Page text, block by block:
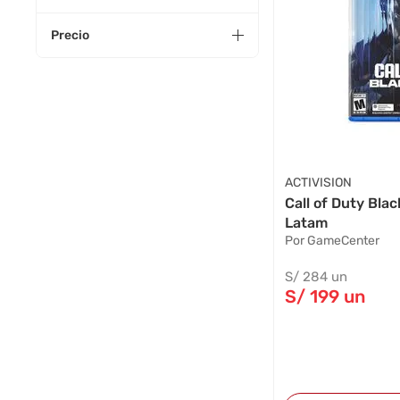
Precio
ACTIVISION
Call of Duty
Latam
Por GameCenter
S/284 un
S/199 un